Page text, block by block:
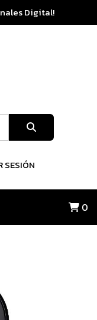
Digital!
SESIÓN
0